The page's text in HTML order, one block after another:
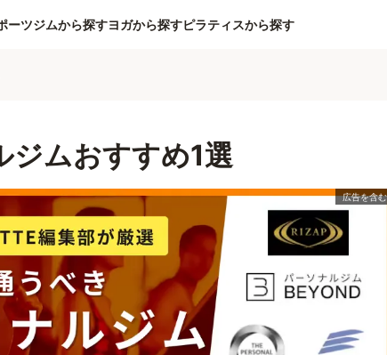
ーツジムから探すヨガから探すピラティスから探す
ジムおすすめ1選